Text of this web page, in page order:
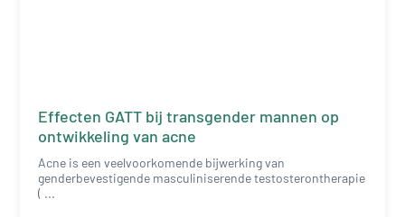
Effecten GATT bij transgender mannen op
ontwikkeling van acne
Acne is een veelvoorkomende bijwerking van
genderbevestigende masculiniserende testosterontherapie
( ...